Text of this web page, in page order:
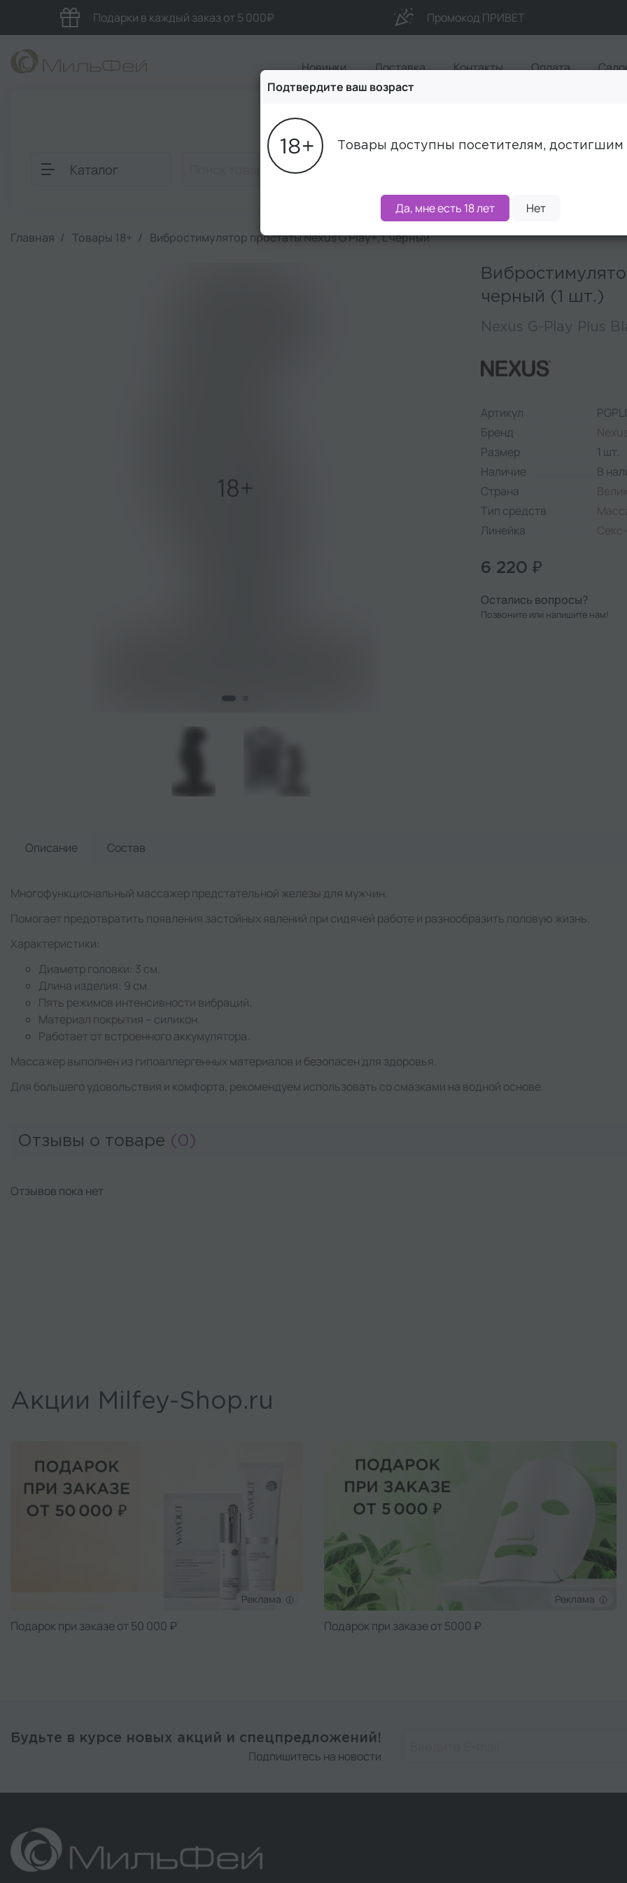
Подарки в каждый заказ от 5 000₽ Промокод ПРИВЕТ
Новинки Доставка Контакты Оплата
Блог
Каталог
Главная Товары 18+ Вибростимулятор простаты Nexus G Play+, L черный
черный (1 шт.)
Nexus G-Play Plus
Артикул
Бренд
Размер
1 шт.
Наличие
В
Страна
Тип средств
Линейка
6 220 ₽
Остались вопросы?
Позвоните или напишите нам!
Описание Состав
Многофункциональный массажер предстательной железы для мужчин.
Помогает предотвратить появления застойных явлений при сидячей работе и разнообразить половую жизнь.
Характеристики:
Диаметр головки: 3 см.
Длина изделия: 9 см.
Пять режимов интенсивности вибраций.
Материал покрытия – силикон.
Работает от встроенного аккумулятора.
Массажер выполнен из гипоаллергенных материалов и безопасен для здоровья.
Для большего удовольствия и комфорта, рекомендуем использовать со смазками на водной основе.
Отзывы о товаре (0)
Отзывов пока нет
Акции Milfey-Shop.ru
Реклама
Подарок при заказе от 50 000 ₽
Реклама
Подарок при заказе от 5000 ₽
Подтвердите ваш возраст
Товары доступны посетителям, достигшим
Да, мне есть 18 лет Нет
Будьте в курсе новых акций и спецпредложений!
Подпишитесь на новости